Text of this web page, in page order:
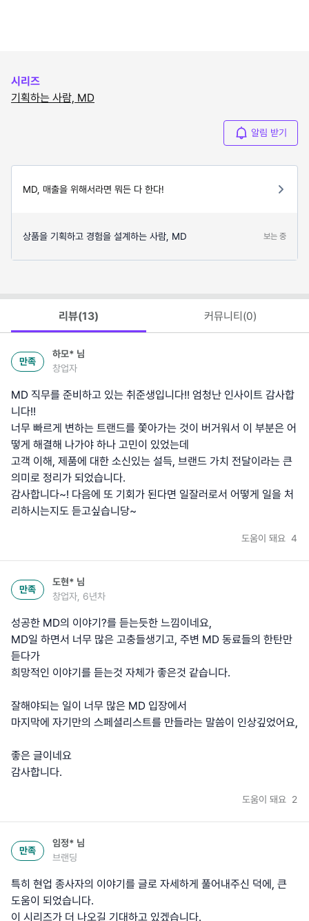
시리즈
기획하는 사람, MD
알림 받기
MD, 매출을 위해서라면 뭐든 다 한다!
상품을 기획하고 경험을 설계하는 사람, MD 보는 중
리뷰(13) 커뮤니티(0)
만족
하모* 님
창업자
MD 직무를 준비하고 있는 취준생입니다!! 엄청난 인사이트 감사합
니다!!
너무 빠르게 변하는 트랜드를 쫓아가는 것이 버거워서 이 부분은 어
떻게 해결해 나가야 하나 고민이 있었는데
고객 이해, 제품에 대한 소신있는 설득, 브랜드 가치 전달이라는 큰
의미로 정리가 되었습니다.
감사합니다~! 다음에 또 기회가 된다면 일잘러로서 어떻게 일을 처
리하시는지도 듣고싶습니당~
도움이 돼요 4
만족
도현* 님
창업자, 6년차
성공한 MD의 이야기?를 듣는듯한 느낌이네요,
MD일 하면서 너무 많은 고충들생기고, 주변 MD 동료들의 한탄만
듣다가
희망적인 이야기를 듣는것 자체가 좋은것 같습니다.
잘해야되는 일이 너무 많은 MD 입장에서
마지막에 자기만의 스페셜리스트를 만들라는 말씀이 인상깊었어요,
좋은 글이네요
감사합니다.
도움이 돼요 2
만족
임정* 님
브랜딩
특히 현업 종사자의 이야기를 글로 자세하게 풀어내주신 덕에, 큰
도움이 되었습니다.
이 시리즈가 더 나오길 기대하고 있겠습니다.